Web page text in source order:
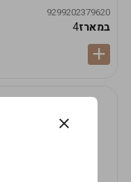
9299202379620
במארז4